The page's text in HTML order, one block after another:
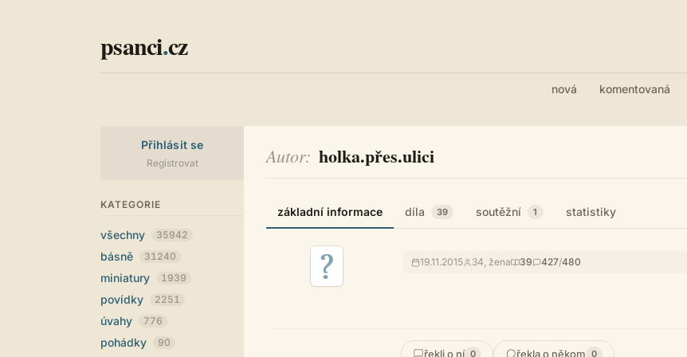
psanci.cz
nová komentovaná
Přihlásit se
Registrovat
KATEGORIE
všechny 35942
básně 31240
miniatury 1939
povídky 2251
úvahy 776
pohádky 90
Autor holka.přes.ulici
základní informace díla 39 soutěžní 1 statistiky
19.11.2015 34, žena 39 427/480
řekli o ní 0 řekla o někom 0